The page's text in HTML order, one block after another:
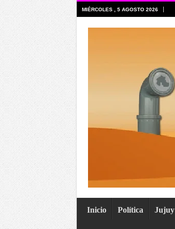
MIÉRCOLES , 5 AGOSTO 2026
Inicio Política Jujuy